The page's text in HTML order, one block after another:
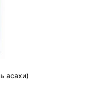
асахи)